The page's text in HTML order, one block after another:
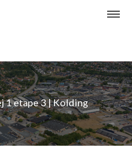
1 etape 3 | Kolding